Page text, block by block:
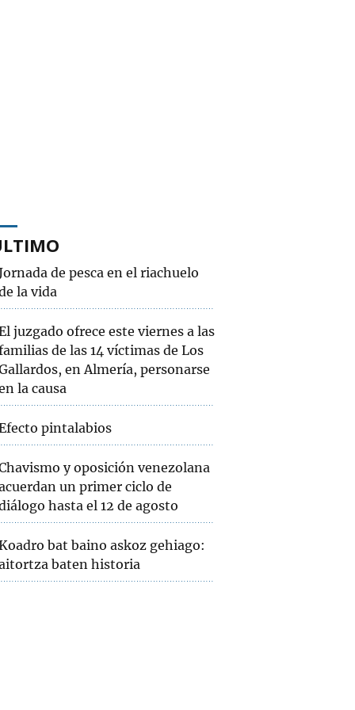
de pesca en el riachuelo
la vida
juzgado ofrece este viernes a las
de las 14 víctimas de Los
en Almería, personarse
la causa
pintalabios
y oposición venezolana
un primer ciclo de
hasta el 12 de agosto
bat baino askoz gehiago:
baten historia